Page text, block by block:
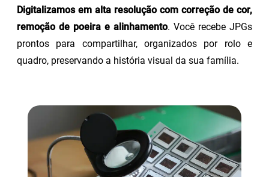
Digitalizamos em alta resolução com correção de cor,
remoção de poeira e alinhamento. Você recebe JPGs
prontos para compartilhar, organizados por rolo e
quadro, preservando a história visual da sua família.